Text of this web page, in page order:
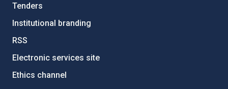
Tenders
Institutional branding
RSS
Electronic services site
Ethics channel